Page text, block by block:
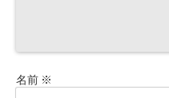
名前 ※